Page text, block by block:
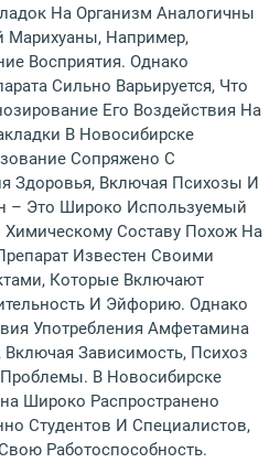
На Организм Аналогичны
Марихуаны, Например,
Восприятия. Однако
Сильно Варьируется, Что
Его Воздействия На
В Новосибирске
Сопряжено С
Здоровья, Включая Психозы И
– Это Широко Используемый
Составу Похож На
Известен Своими
Которые Включают
И Эйфорию. Однако
Употребления Амфетамина
Зависимость, Психоз
В Новосибирске
Широко Распространено
Студентов И Специалистов,
Работоспособность.